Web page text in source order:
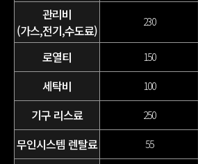
관리비
(가스,전기,수도료)
230
로열티 150
세탁비 100
기구 리스료 250
무인시스템 렌탈료 55